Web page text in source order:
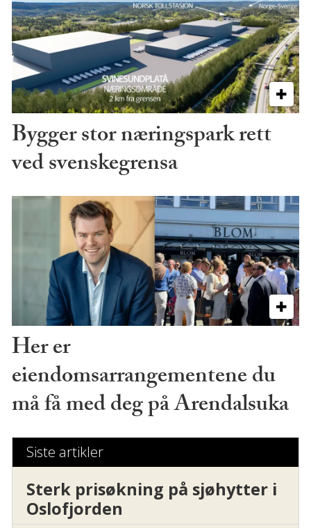
Bygger stor næringspark rett
ved svenskegrensa
Her er
eiendomsarrangementene du
må få med deg på Arendalsuka
Siste artikler
Sterk prisøkning på sjøhytter i
Oslofjorden